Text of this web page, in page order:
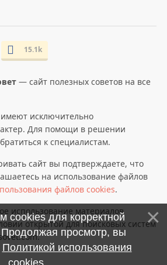
15.1k
— сайт полезных советов на все
исключительно
Для помощи в решении
к специалистам.
сайт вы подтверждаете, что
на использование файлов
файлов cookies.
использование материалов
открытой для поисковых систем
cookies для корректной
просмотр, вы
Политикой использования
cookies